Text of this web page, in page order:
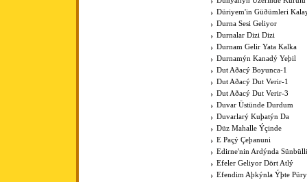
Düriyem'in Güðümleri
Durna Sesi Geliyor
Durnalar Dizi Dizi
Durnam Gelir Yata Kalka
Durnamýn Kanadý Yeþil
Dut Aðacý Boyunca-1
Dut Aðacý Dut Verir-1
Dut Aðacý Dut Verir-3
Duvar Üstünde Durdum
Duvarlarý Kuþatýn Da
Düz Mahalle Ýçinde
E Paçý Çeþanuni
Edirne'nin Ardýnda
Efeler Geliyor Dört Atlý
Efendim Aþkýnla Ýþte